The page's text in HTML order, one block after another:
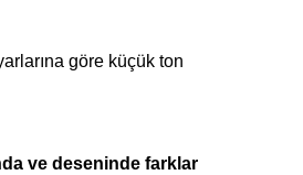
göre küçük ton
ve deseninde farklar